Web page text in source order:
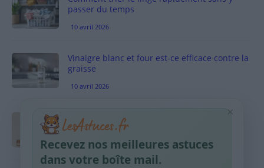
passer du temps
10 avril 2026
Vinaigre blanc et four est-ce efficace contre la
graisse
10 avril 2026
Taches pigmentaires : routine simple +
habitudes qui aident
9 avril 2026
×
Recevez nos meilleures astuces
dans votre boîte mail.